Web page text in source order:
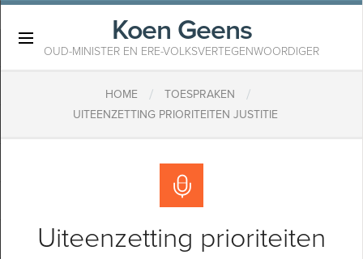
Koen Geens
OUD-MINISTER EN ERE-VOLKSVERTEGENWOORDIGER
HOME / TOESPRAKEN /
UITEENZETTING PRIORITEITEN JUSTITIE
Uiteenzetting prioriteiten